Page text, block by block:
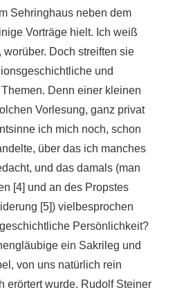
Sehringhaus neben dem
Vorträge hielt. Ich weiß
worüber. Doch streiften sie
und
Denn einer kleinen
Vorlesung, ganz privat
ich mich noch, schon
über das ich manches
und das damals (man
[4] und an des Propstes
[5]) vielbesprochen
Persönlichkeit?
ein Sakrileg und
von uns natürlich rein
erörtert wurde. Rudolf Steiner